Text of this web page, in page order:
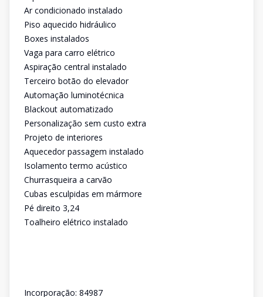
Ar condicionado instalado
Piso aquecido hidráulico
Boxes instalados
Vaga para carro elétrico
Aspiração central instalado
Terceiro botão do elevador
Automação luminotécnica
Blackout automatizado
Personalização sem custo extra
Projeto de interiores
Aquecedor passagem instalado
Isolamento termo acústico
Churrasqueira a carvão
Cubas esculpidas em mármore
Pé direito 3,24
Toalheiro elétrico instalado
Incorporação: 84987